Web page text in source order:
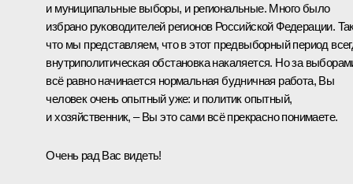
и муниципальные выборы, и региональные. Много было
избрано руководителей регионов Российской Федерации.
что мы представляем, что в этот предвыборный период
внутриполитическая обстановка накаляется. Но за
всё равно начинается нормальная будничная работа, Вы
человек очень опытный уже: и политик опытный,
и хозяйственник, – Вы это сами всё прекрасно понимаете.
Очень рад Вас видеть!